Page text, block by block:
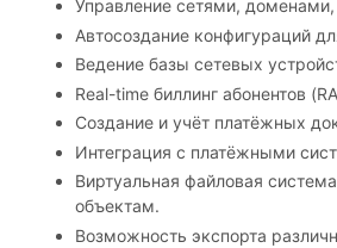
Управление сетями, доменами,
Автосоздание конфигураций
Ведение базы сетевых
Real-time биллинг абонентов
Создание и учёт платёжных
Интеграция с платёжными
Виртуальная файловая
объектам.
Возможность экспорта